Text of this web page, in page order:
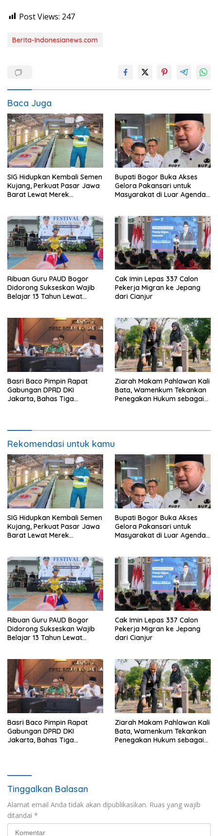
Post Views: 247
Berita-Indonesianews.com
Baca Juga
SIG Hidupkan Kembali Semen
Kujang, Perkuat Pasar Jawa
Barat Lewat Merek
Bupati Bogor Buka Akses
Gelora Pakansari untuk
Masyarakat di Luar Agenda
Ribuan Guru PAUD Bogor
Didorong Sukseskan Wajib
Belajar 13 Tahun Lewat
Cak Imin Lepas 337 Calon
Pekerja Migran ke Jepang
dari Cianjur
Basri Baco Pimpin Rapat
Gabungan DPRD DKI
Jakarta, Bahas Tiga
Ziarah Makam Pahlawan Kali
Bata, Wamenkum Tekankan
Penegakan Hukum sebagai
Rekomendasi untuk kamu
SIG Hidupkan Kembali Semen
Kujang, Perkuat Pasar Jawa
Barat Lewat Merek
Bupati Bogor Buka Akses
Gelora Pakansari untuk
Masyarakat di Luar Agenda
Ribuan Guru PAUD Bogor
Didorong Sukseskan Wajib
Belajar 13 Tahun Lewat
Cak Imin Lepas 337 Calon
Pekerja Migran ke Jepang
dari Cianjur
Basri Baco Pimpin Rapat
Gabungan DPRD DKI
Jakarta, Bahas Tiga
Ziarah Makam Pahlawan Kali
Bata, Wamenkum Tekankan
Penegakan Hukum sebagai
Tinggalkan Balasan
Alamat email Anda tidak akan dipublikasikan. Ruas yang wajib
ditandai *